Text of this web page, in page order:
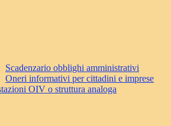
Scadenzario obblighi amministrativi
Oneri informativi per cittadini e imprese
OIV o struttura analoga